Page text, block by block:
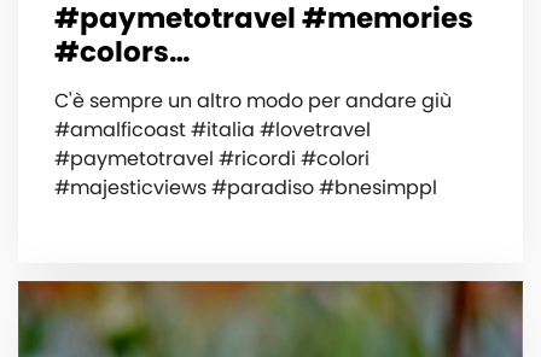
#paymetotravel #memories
#colors…
C'è sempre un altro modo per andare giù
#amalficoast #italia #lovetravel
#paymetotravel #ricordi #colori
#majesticviews #paradiso #bnesimppl